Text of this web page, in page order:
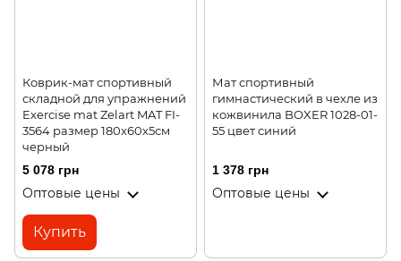
Коврик-мат спортивный
складной для упражнений
Exercise mat Zelart MAT FI-
3564 размер 180x60x5см
черный
5 078 грн
Оптовые цены
Купить
Мат спортивный
гимнастический в чехле из
кожвинила BOXER 1028-01-
55 цвет синий
1 378 грн
Оптовые цены